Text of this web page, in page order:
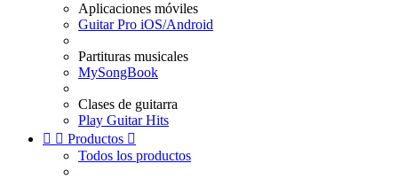
Aplicaciones móviles
Guitar Pro iOS/Android
Partituras musicales
MySongBook
Clases de guitarra
Play Guitar Hits
  Productos 
Todos los productos